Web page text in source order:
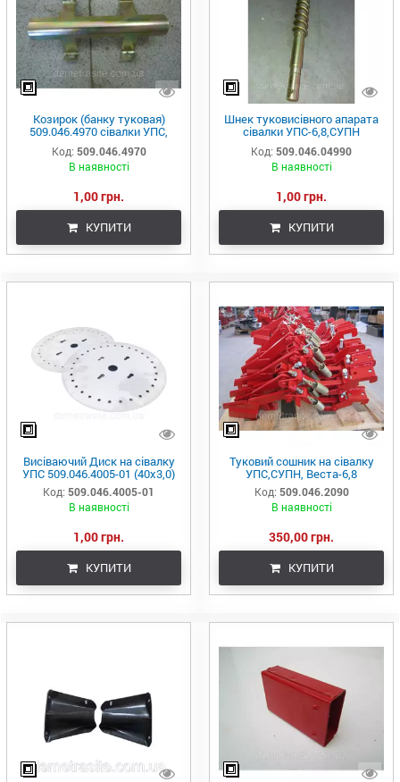
Козирок (банку туковая)
509.046.4970 сівалки УПС,
Веста, СУПН-8,6
Код: 509.046.4970
В наявності
1,00 грн.
КУПИТИ
Шнек туковисівного апарата
сівалки УПС-6,8,СУПН
509.046.4990 від заводу
виробника DEMETRA
Код: 509.046.04990
В наявності
1,00 грн.
КУПИТИ
Висіваючий Диск на сівалку
УПС 509.046.4005-01 (40х3,0)
Код: 509.046.4005-01
В наявності
1,00 грн.
КУПИТИ
Туковий сошник на сівалку
УПС,СУПН, Веста-6,8
Код: 509.046.2090
В наявності
350,00 грн.
КУПИТИ